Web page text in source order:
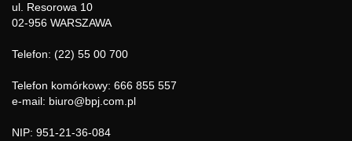
ul. Resorowa 10
02-956 WARSZAWA
Telefon: (22) 55 00 700
Telefon komórkowy: 666 855 557
e-mail: biuro@bpj.com.pl
NIP: 951-21-36-084